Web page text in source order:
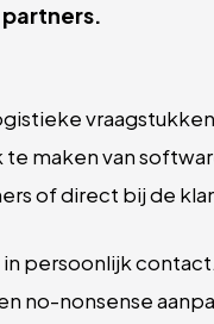
te maken van
of direct bij de
persoonlijk
no-nonsense